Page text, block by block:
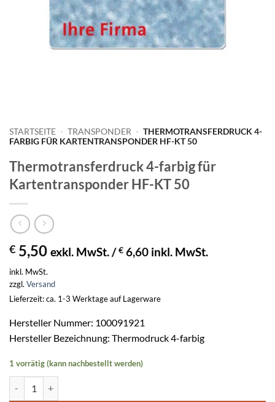
STARTSEITE - TRANSPONDER - THERMOTRANSFERDRUCK 4-
FARBIG FÜR KARTENTRANSPONDER HF-KT 50
Thermotransferdruck 4-farbig für
Kartentransponder HF-KT 50
€ 5,50 exkl. MwSt. /€ 6,60 inkl. MwSt.
inkl. MwSt.
zzgl. Versand
Lieferzeit: ca. 1-3 Werktage auf Lagerware
Hersteller Nummer: 100091921
Hersteller Bezeichnung: Thermodruck 4-farbig
1 vorrätig (kann nachbestellt werden)